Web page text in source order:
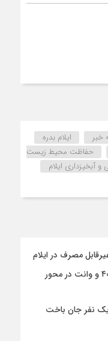
خبر
ایلام بدره
حفاظت محیط زیست
آبخیزداری ایلام
۳ مصدوم در تصادف دو خودرو پژو ۴۰۵ و وانت در محور